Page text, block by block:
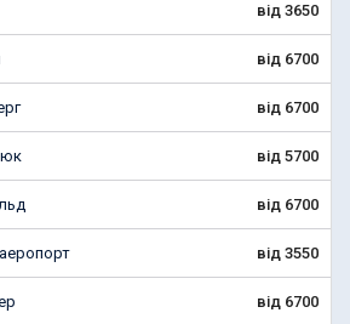
від 3650
від 6700
від 6700
від 5700
від 6700
від 3550
від 6700